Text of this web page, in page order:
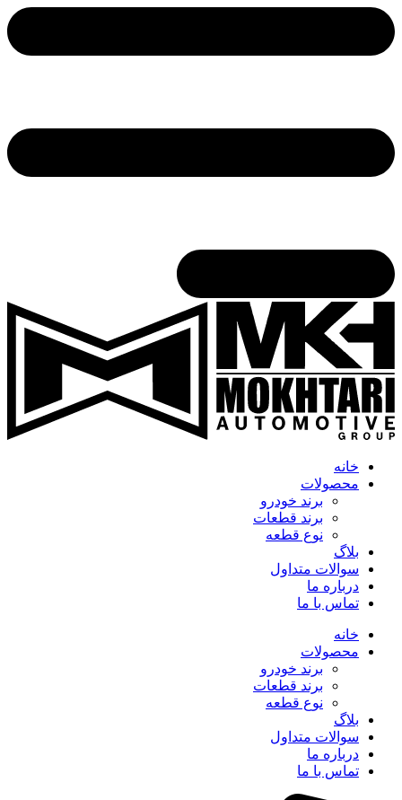
خانه
محصولات
برند خودرو
برند قطعات
نوع قطعه
بلاگ
سوالات متداول
درباره ما
تماس با ما
خانه
محصولات
برند خودرو
برند قطعات
نوع قطعه
بلاگ
سوالات متداول
درباره ما
تماس با ما